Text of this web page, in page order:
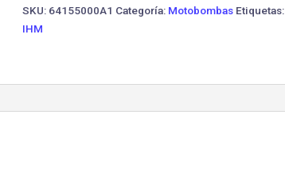
SKU: 64155000A1 Categoría: Motobombas Etiquetas:
IHM